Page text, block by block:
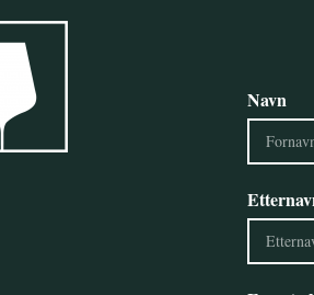
liter.
SP40 kommer i utgavene:
SP40 DU Kanalrør fordamper.
Monteres over tak eller på vegg på utsiden
SP40 CE Innfellbar takfordamper.
Monteres i taket, kan også om konstruksjon
Navn